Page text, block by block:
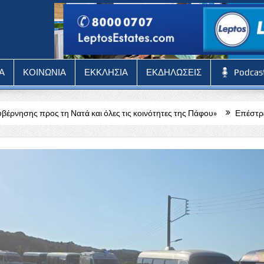
ΚΟΙΝΩΝΙΑ ΕΚΚΛΗΣΙΑ ΕΚΔΗΛΩΣΕΙΣ
όλες τις κοινότητες της Πάφου» Επέστρεψαν στα κατεχόμενα